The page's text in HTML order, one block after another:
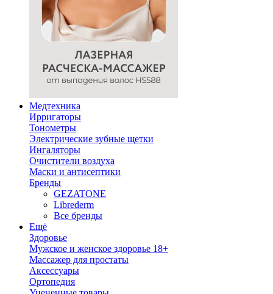
Медтехника
Ирригаторы
Тонометры
Электрические зубные щетки
Ингаляторы
Очистители воздуха
Маски и антисептики
Бренды
GEZATONE
Librederm
Все бренды
Ещё
Здоровье
Мужское и женское здоровье 18+
Массажер для простаты
Аксессуары
Ортопедия